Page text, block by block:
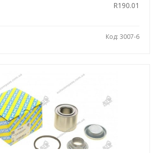
R190.01
Код: 3007-6